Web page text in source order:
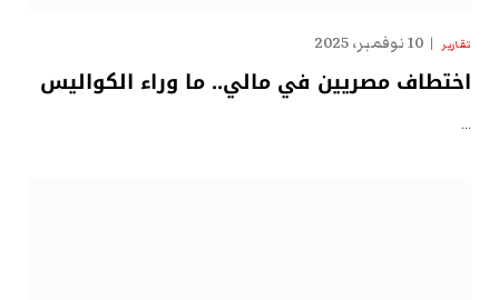
تقارير 10 نوفمبر، 2025
اختطاف مصريين في مالي.. ما وراء الكواليس
…